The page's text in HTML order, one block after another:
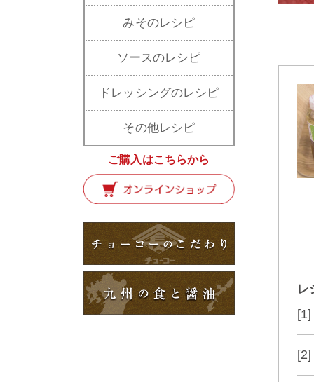
みそのレシピ
ソースのレシピ
ドレッシングのレシピ
その他レシピ
ご購入はこちらから
レ